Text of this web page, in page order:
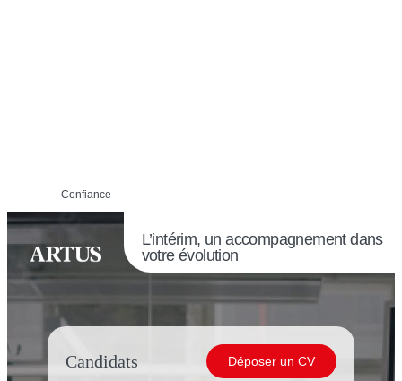
Confiance
L’intérim, un accompagnement dans
votre évolution
Candidats
Déposer un CV